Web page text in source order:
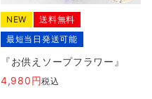
NEW
送料無料
最短当日発送可能
『お供えソープフラワー』
4,980
税込